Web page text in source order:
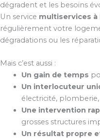
dégradent et les besoins
Un service multiservices à
régulièrement votre
dégradations ou les
Mais c’est aussi :
Un gain de temps
Un interlocuteur
électricité,
Une intervention
grosses structures
Un résultat propre